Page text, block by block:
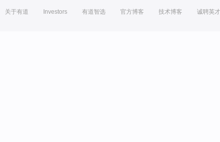
关于有道 Investors 有道智选 官方博客 技术博客 诚聘英才